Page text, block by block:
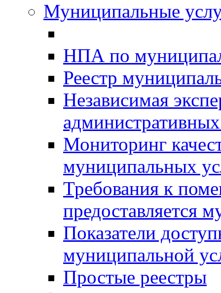
Муниципальные
НПА по
Реестр
Независимая
Мониторинг
муниципальных
Требования к
предоставляется
Показатели
муниципальной
Простые реестры